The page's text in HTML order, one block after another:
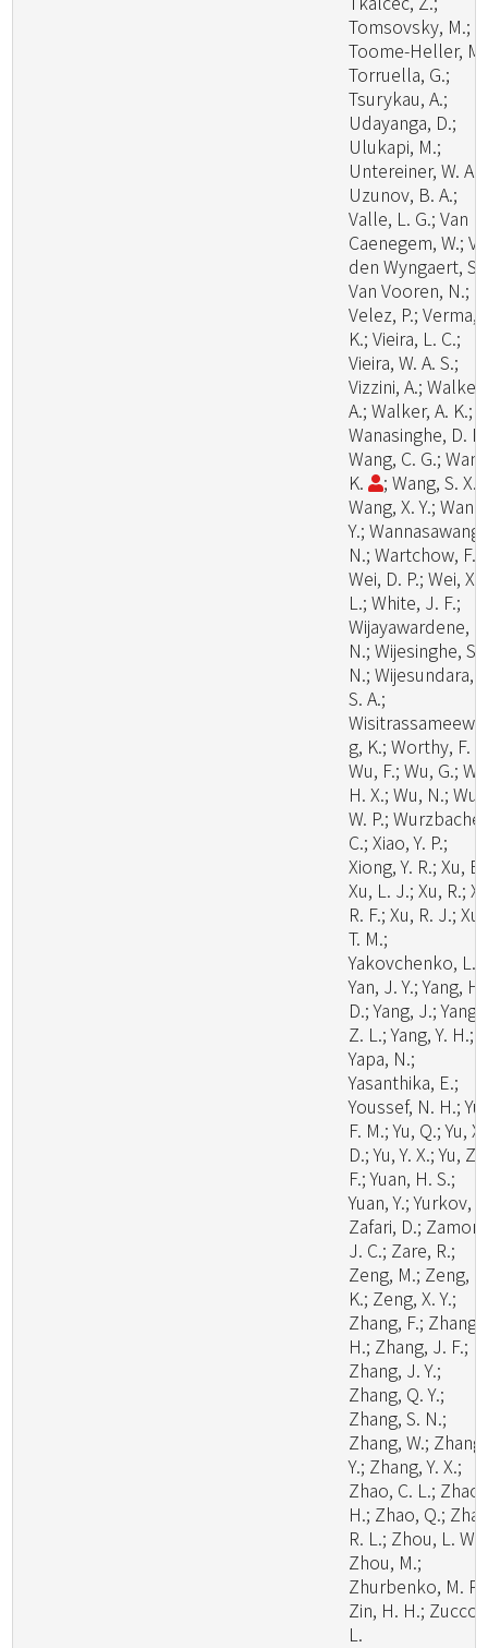
Tomsovsky, M.;
Toome-Heller,
Torruella, G.;
Tsurykau, A.;
Udayanga, D.;
Ulukapi, M.;
Untereiner, W. A.;
Uzunov, B. A.;
Valle, L. G.; Van
Caenegem, W.;
den Wyngaert, S.;
Van Vooren, N.;
Velez, P.; Verma,
K.; Vieira, L. C.;
Vieira, W. A. S.;
Vizzini, A.; Walker,
A.; Walker, A. K.;
Wanasinghe, D.
Wang, C. G.;
K.
; Wang, S. X.;
Wang, X. Y.; Wang,
Y.; Wannasawang,
N.; Wartchow, F.;
Wei, D. P.; Wei, X.
L.; White, J. F.;
Wijayawardene,
N.; Wijesinghe, S.
N.; Wijesundara,
S. A.;
g, K.; Worthy, F.
Wu, F.; Wu, G.;
H. X.; Wu, N.; Wu,
W. P.;
C.; Xiao, Y. P.;
Xiong, Y. R.; Xu,
Xu, L. J.; Xu, R.;
R. F.; Xu, R. J.; Xu,
T. M.;
Yakovchenko, L.;
Yan, J. Y.; Yang, H.
D.; Yang, J.; Yang,
Z. L.; Yang, Y. H.;
Yapa, N.;
Yasanthika, E.;
Youssef, N. H.; Yu,
F. M.; Yu, Q.; Yu, X.
D.; Yu, Y. X.; Yu, Z.
F.; Yuan, H. S.;
Yuan, Y.; Yurkov,
Zafari, D.;
J. C.; Zare, R.;
Zeng, M.; Zeng,
K.; Zeng, X. Y.;
Zhang, F.; Zhang,
H.; Zhang, J. F.;
Zhang, J. Y.;
Zhang, Q. Y.;
Zhang, S. N.;
Zhang, W.; Zhang,
Y.; Zhang, Y. X.;
Zhao, C. L.; Zhao,
H.; Zhao, Q.;
R. L.; Zhou, L. W.;
Zhou, M.;
Zhurbenko, M. P.;
Zin, H. H.;
L.